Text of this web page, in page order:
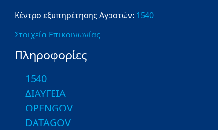
Κέντρο εξυπηρέτησης Αγροτών: 1540
Στοιχεία Επικοινωνίας
Πληροφορίες
1540
ΔΙΑΥΓΕΙΑ
OPENGOV
DATAGOV